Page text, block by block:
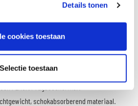
Details tonen
cookies toestaan
Selectie toestaan
voor rijcomfort.
bescherming:
schokabsorberend materiaal.